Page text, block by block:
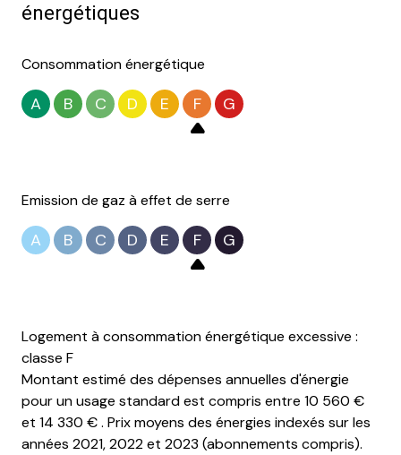
énergétiques
Consommation énergétique
A B C D E F G
Emission de gaz à effet de serre
A B C D E F G
Logement à consommation énergétique excessive :
classe F
Montant estimé des dépenses annuelles d'énergie
pour un usage standard est compris entre 10 560 €
et 14 330 € . Prix moyens des énergies indexés sur les
années 2021, 2022 et 2023 (abonnements compris).